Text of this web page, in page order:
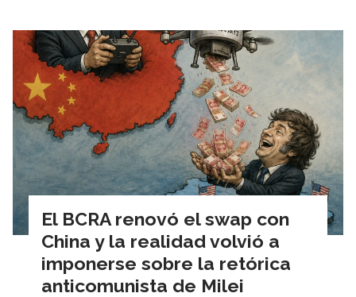
El BCRA renovó el swap con
China y la realidad volvió a
imponerse sobre la retórica
anticomunista de Milei